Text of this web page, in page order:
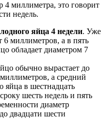
4 миллиметра, это говорит
недель.
яйца 4 недели. Уже
6 миллиметров, а в пять
обладает диаметром 7
обычно вырастает до
а средний
яйца в шестнадцать
шесть недель и пять
диаметр
двадцати шести